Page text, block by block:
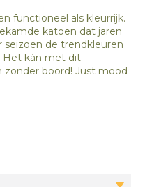
functioneel als kleurrijk.
katoen dat jaren
de trendkleuren
Het kàn met dit
zonder boord! Just mood